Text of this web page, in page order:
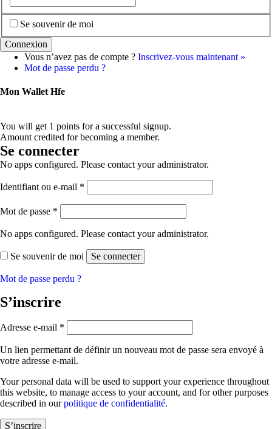
Se souvenir de moi
Vous n’avez pas de compte ? Inscrivez-vous maintenant »
Mot de passe perdu ?
Mon Wallet Hfe
You will get 1 points for a successful signup.
Amount credited for becoming a member.
Se connecter
No apps configured. Please contact your administrator.
Identifiant ou e-mail *
Mot de passe *
No apps configured. Please contact your administrator.
Se souvenir de moi Se connecter
Mot de passe perdu ?
S’inscrire
Adresse e-mail *
Un lien permettant de définir un nouveau mot de passe sera envoyé à
votre adresse e-mail.
Your personal data will be used to support your experience throughout
this website, to manage access to your account, and for other purposes
described in ourpolitique de confidentialité.
S’inscrire